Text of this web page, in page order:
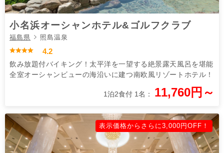
小名浜オーシャンホテル&ゴルフクラブ
福島県 照島温泉
4.2
飲み放題付バイキング！太平洋を一望する絶景露天風呂を堪能
全室オーシャンビューの海沿いに建つ南欧風リゾートホテル！
1泊2食付 1名： 11,760円～
表示価格からさらに3,000円OFF！